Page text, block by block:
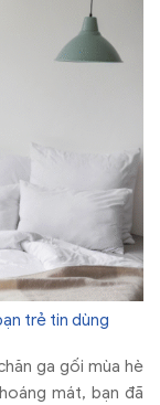
trẻ tin dùng
ga gối mùa hè
mát, bạn đã